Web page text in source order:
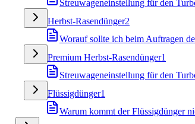
Streuwageneinstellung für den
Herbst-Rasendünger2
Worauf sollte ich beim Auftragen
Premium Herbst-Rasendünger1
Streuwageneinstellung für den
Flüssigdünger1
Warum kommt der Flüssigdünger